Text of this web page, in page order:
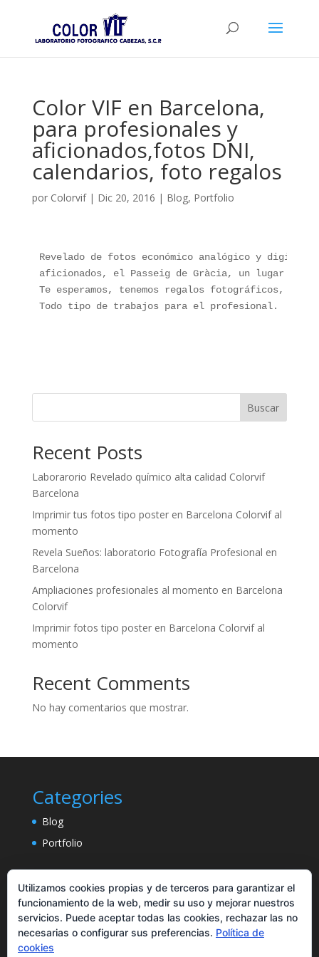
Color VIF en Barcelona,
para profesionales y
aficionados,fotos DNI,
calendarios, foto regalos
por Colorvif| Dic 20, 2016 | Blog, Portfolio
Revelado de fotos económico analógico y
aficionados, el Passeig de Gràcia, un lugar
Te esperamos, tenemos regalos fotográficos,
Todo tipo de trabajos para el profesional.
Buscar
Recent Posts
Laborarorio Revelado químico alta calidad Colorvif
Barcelona
Imprimir tus fotos tipo poster en Barcelona Colorvif al
momento
Revela Sueños: laboratorio Fotografía Profesional en
Barcelona
Ampliaciones profesionales al momento en Barcelona
Colorvif
Imprimir fotos tipo poster en Barcelona Colorvif al
momento
Recent Comments
No hay comentarios que mostrar.
Categories
Blog
Portfolio
Utilizamos cookies propias y de terceros para garantizar el
funcionamiento de la web, medir su uso y mejorar nuestros
servicios. Puede aceptar todas las cookies, rechazar las no
necesarias o configurar sus preferencias. Política de
cookies